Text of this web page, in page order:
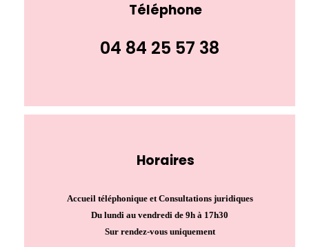
Téléphone
04 84 25 57 38
Horaires
Accueil téléphonique et Consultations juridiques
Du lundi au vendredi de 9h à 17h30
Sur rendez-vous uniquement